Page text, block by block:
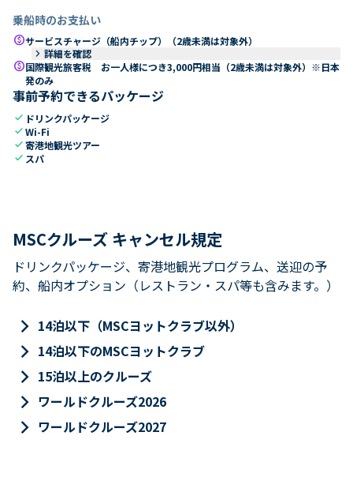
乗船時のお支払い
paidサービスチャージ（船内チップ）（2歳未満は対象外）
keyboard_arrow_right 詳細を確認
paid国際観光旅客税 お一人様につき3,000円相当（2歳未満は対象外）※日本
発のみ
事前予約できるパッケージ
check ドリンクパッケージ
checkWi-Fi
check寄港地観光ツアー
check スパ
MSCクルーズ キャンセル規定
ドリンクパッケージ、寄港地観光プログラム、送迎の予
約、船内オプション（レストラン・スパ等も含みます。）
keyboard_arrow_right 14泊以下（MSCヨットクラブ以外）
keyboard_arrow_right 14泊以下のMSCヨットクラブ
keyboard_arrow_right 15泊以上のクルーズ
keyboard_arrow_right ワールドクルーズ2026
keyboard_arrow_right ワールドクルーズ2027